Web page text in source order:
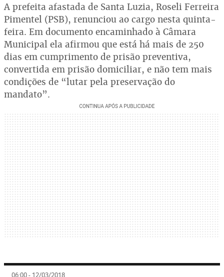
A prefeita afastada de Santa Luzia, Roseli Ferreira
Pimentel (PSB), renunciou ao cargo nesta quinta-
feira. Em documento encaminhado à Câmara
Municipal ela afirmou que está há mais de 250
dias em cumprimento de prisão preventiva,
convertida em prisão domiciliar, e não tem mais
condições de “lutar pela preservação do
mandato”.
06:00 - 12/03/2018